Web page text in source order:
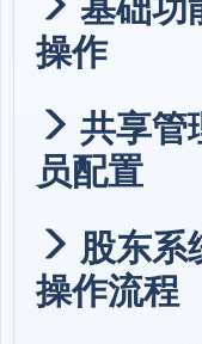
操作
共享管
员配置
股东系
操作流程